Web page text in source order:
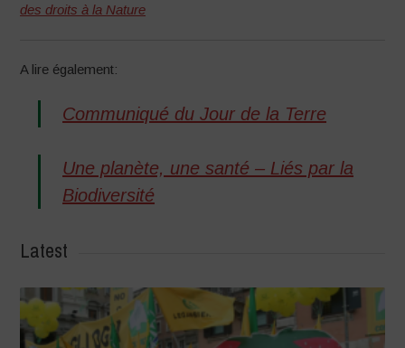
des droits à la Nature
A lire également:
Communiqué du Jour de la Terre
Une planète, une santé – Liés par la
Biodiversité
Latest